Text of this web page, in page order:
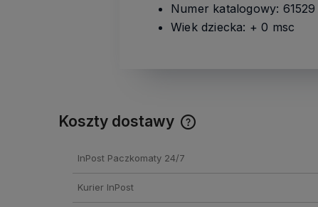
Numer katalogowy: 61529
Wiek dziecka: + 0 msc
Koszty dostawy
InPost Paczkomaty 24/7
Kurier InPost